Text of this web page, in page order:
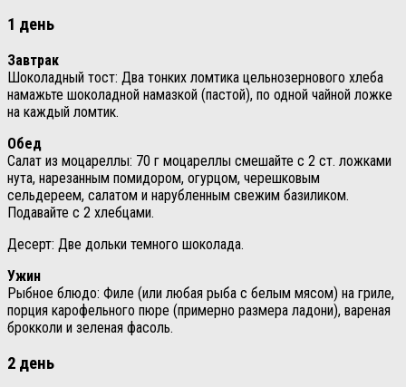
1 день
Завтрак
Шоколадный тост: Два тонких ломтика цельнозернового хлеба
намажьте шоколадной намазкой (пастой), по одной чайной ложке
на каждый ломтик.
Обед
Салат из моцареллы: 70 г моцареллы смешайте с 2 ст. ложками
нута, нарезанным помидором, огурцом, черешковым
сельдереем, салатом и нарубленным свежим базиликом.
Подавайте с 2 хлебцами.
Десерт: Две дольки темного шоколада.
Ужин
Рыбное блюдо: Филе (или любая рыба с белым мясом) на гриле,
порция карофельного пюре (примерно размера ладони), вареная
брокколи и зеленая фасоль.
2 день